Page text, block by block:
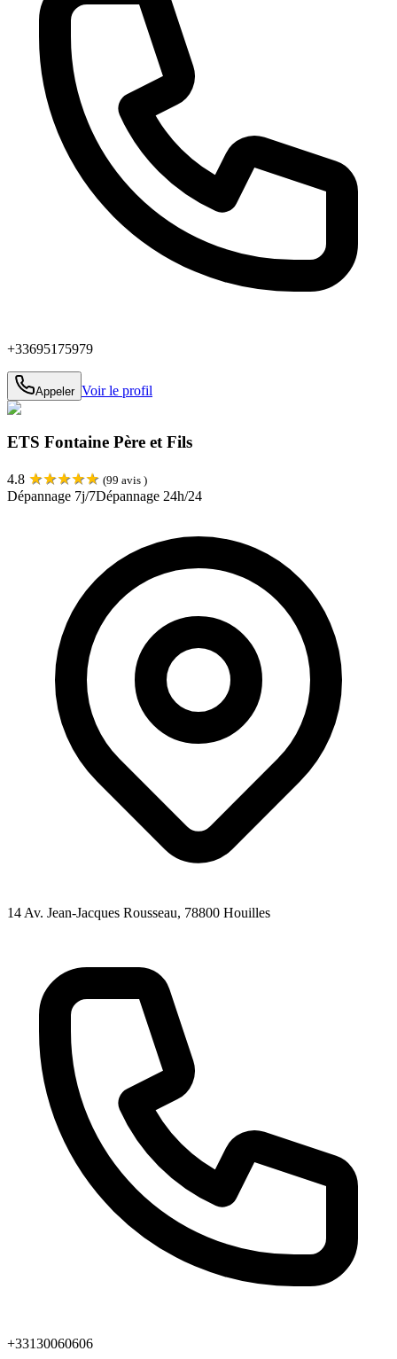
+33695175979
Appeler Voir le profil
ETS Fontaine Père et Fils
4.8 ★★★★★ (99 avis )
Dépannage 7j/7Dépannage 24h/24
14 Av. Jean-Jacques Rousseau, 78800 Houilles
+33130060606